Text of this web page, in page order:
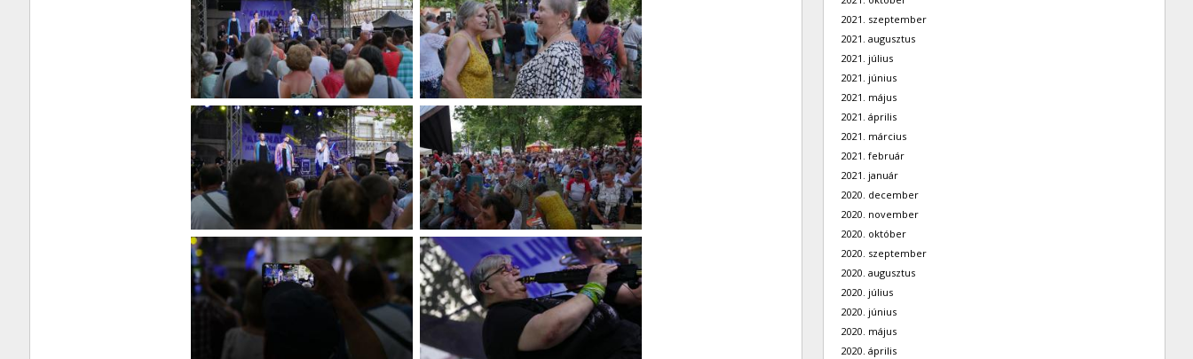
2021. szeptember
2021. augusztus
2021. július
2021. június
2021. május
2021. április
2021. március
2021. február
2021. január
2020. december
2020. november
2020. október
2020. szeptember
2020. augusztus
2020. július
2020. június
2020. május
2020. április